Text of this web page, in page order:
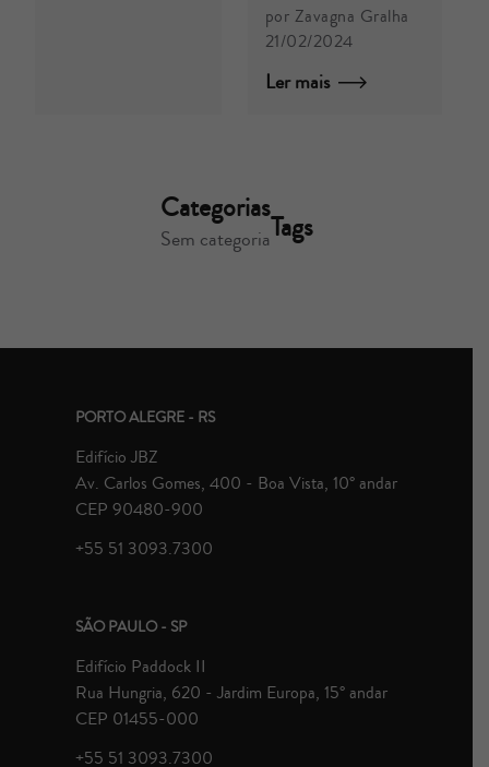
por Zavagna Gralha
21/02/2024
Ler mais
Categorias
Sem categoriaTags
PORTO ALEGRE - RS
Edifício JBZ
Av. Carlos Gomes, 400 - Boa Vista, 10° andar
CEP 90480-900
+55 51 3093.7300
SÃO PAULO - SP
Edifício Paddock II
Rua Hungria, 620 - Jardim Europa, 15° andar
CEP 01455-000
+55 51 3093.7300